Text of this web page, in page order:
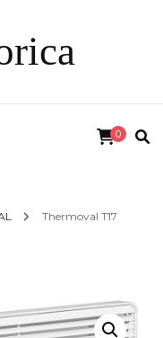
0
Thermoval T17